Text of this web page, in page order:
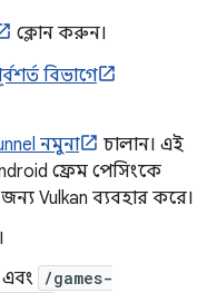
ক্লোন করুন।
বিভাগে
নমুনা
চালান। এই
ফ্রেম পেসিংকে
Vulkan ব্যবহার করে।
এবং
/games-